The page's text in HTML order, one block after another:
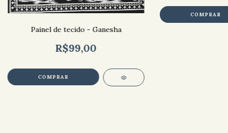
Painel de tecido - Ganesha
R$99,00